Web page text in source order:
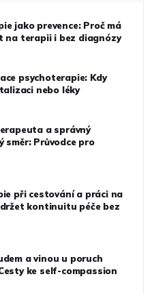
jako prevence: Proč má
na terapii i bez diagnózy
psychoterapie: Kdy
nebo léky
a správný
směr: Průvodce pro
při cestování a práci na
kontinuitu péče bez
a vinou u poruch
ke self-compassion